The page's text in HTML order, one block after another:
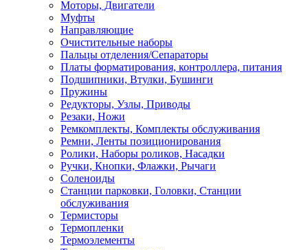
Моторы, Двигатели
Муфты
Направляющие
Очистительные наборы
Пальцы отделения/Сепараторы
Платы форматирования, контроллера, питания
Подшипники, Втулки, Бушинги
Пружины
Редукторы, Узлы, Приводы
Резаки, Ножи
Ремкомплекты, Комплекты обслуживания
Ремни, Ленты позиционирования
Ролики, Наборы роликов, Насадки
Ручки, Кнопки, Флажки, Рычаги
Соленоиды
Станции парковки, Головки, Станции
обслуживания
Термисторы
Термопленки
Термоэлементы